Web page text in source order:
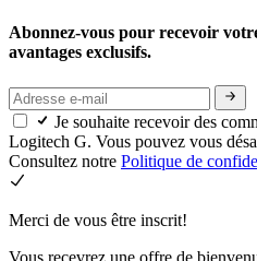
Abonnez-vous pour recevoir
avantages exclusifs.
Je souhaite recevoir des
Logitech G. Vous pouvez vous
Consultez notre Politique de
Merci de vous être inscrit!
Vous recevrez une offre de